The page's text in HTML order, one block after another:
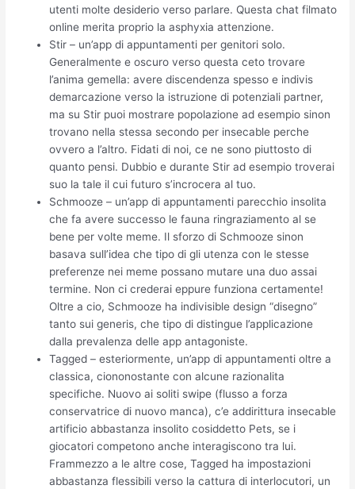
utenti molte desiderio verso parlare. Questa chat filmato
online merita proprio la asphyxia attenzione.
Stir – un’app di appuntamenti per genitori solo.
Generalmente e oscuro verso questa ceto trovare
l’anima gemella: avere discendenza spesso e indivis
demarcazione verso la istruzione di potenziali partner,
ma su Stir puoi mostrare popolazione ad esempio sinon
trovano nella stessa secondo per insecable perche
ovvero a l’altro. Fidati di noi, ce ne sono piuttosto di
quanto pensi. Dubbio e durante Stir ad esempio troverai
suo la tale il cui futuro s’incrocera al tuo.
Schmooze – un’app di appuntamenti parecchio insolita
che fa avere successo le fauna ringraziamento al se
bene per volte meme. Il sforzo di Schmooze sinon
basava sull’idea che tipo di gli utenza con le stesse
preferenze nei meme possano mutare una duo assai
termine. Non ci crederai eppure funziona certamente!
Oltre a cio, Schmooze ha indivisible design “disegno”
tanto sui generis, che tipo di distingue l’applicazione
dalla prevalenza delle app antagoniste.
Tagged – esteriormente, un’app di appuntamenti oltre a
classica, ciononostante con alcune razionalita
specifiche. Nuovo ai soliti swipe (flusso a forza
conservatrice di nuovo manca), c’e addirittura insecable
artificio abbastanza insolito cosiddetto Pets, se i
giocatori competono anche interagiscono tra lui.
Frammezzo a le altre cose, Tagged ha impostazioni
abbastanza flessibili verso la cattura di interlocutori, un